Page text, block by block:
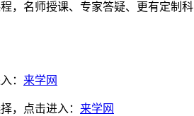
，名师授课、专家答疑、更有定制
： 来学网
，点击进入： 来学网